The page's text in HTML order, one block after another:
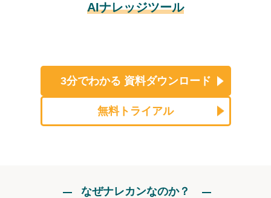
AIナレッジツール
3分でわかる 資料ダウンロード
無料トライアル
なぜナレカンなのか？